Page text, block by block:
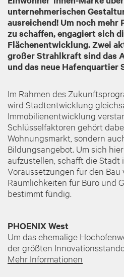
unternehmerischen
ausreichend! Um noch
zu schaffen, engagiert sich
Flächenentwicklung. Zwei
großer Strahlkraft sind das
und das neue Hafenquartier
Im Rahmen des
wird Stadtentwicklung
Immobilienentwicklung
Schlüsselfaktoren gehört
Wohnungsmarkt, sondern
Bildungsangebot. Um sich
aufzustellen, schafft die
Voraussetzungen für den Bau
Räumlichkeiten für Büro und
bestimmt fündig.
PHOENIX West
Um das ehemalige
der größten
Mehr Informationen